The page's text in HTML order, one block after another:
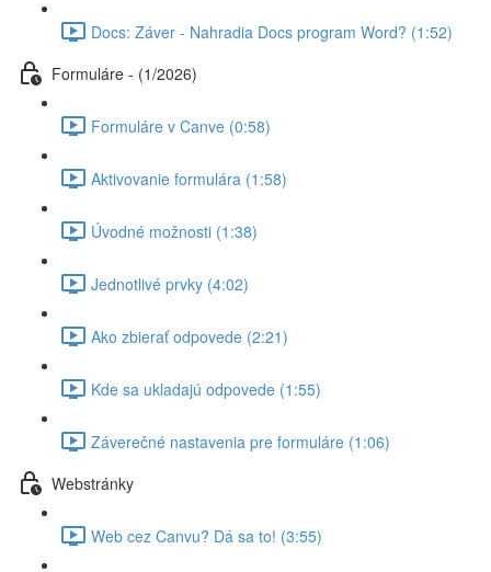
Docs: Záver - Nahradia Docs program Word? (1:52)
Formuláre - (1/2026)
Formuláre v Canve (0:58)
Aktivovanie formulára (1:58)
Úvodné možnosti (1:38)
Jednotlivé prvky (4:02)
Ako zbierať odpovede (2:21)
Kde sa ukladajú odpovede (1:55)
Záverečné nastavenia pre formuláre (1:06)
Webstránky
Web cez Canvu? Dá sa to! (3:55)